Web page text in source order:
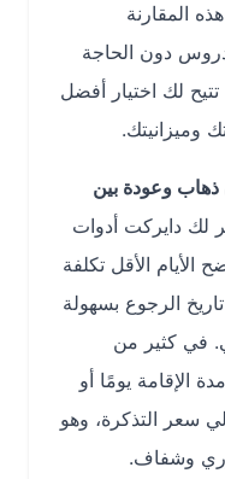
الحاجة
اختيار أفضل
بين
أدوات
الأقل تكلفة
بسهولة
كثير من
يومًا أو
التذكرة، وهو